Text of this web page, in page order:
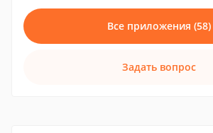
Все приложения (58)
Задать вопрос